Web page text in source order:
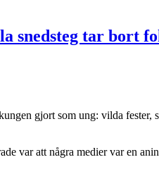
snedsteg tar bort
gjort som ung: vilda fester,
var att några medier var en